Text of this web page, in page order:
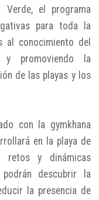
el programa
para toda la
al conocimiento del
y promoviendo la
de las playas y los
con la gymkhana
en la playa de
retos y dinámicas
descubrir la
la presencia de